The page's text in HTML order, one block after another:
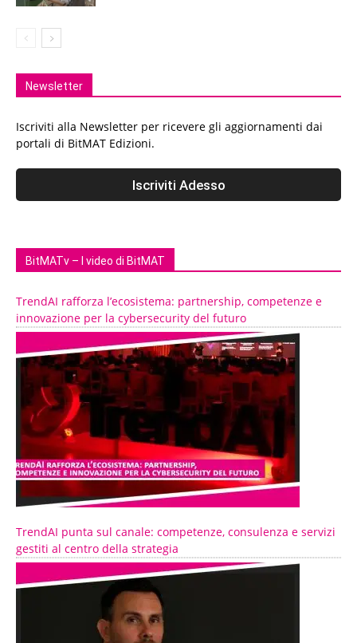
Newsletter
Iscriviti alla Newsletter per ricevere gli aggiornamenti dai
portali di BitMAT Edizioni.
BitMATv – I video di BitMAT
TrendAI rafforza l’ecosistema: partnership, competenze e
innovazione per la cybersecurity del futuro
TrendAI punta sul canale: competenze, consulenza e servizi
gestiti al centro della strategia